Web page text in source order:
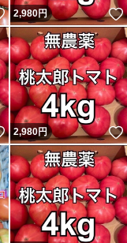
いいね！
2,980円
いいね！
2,980円